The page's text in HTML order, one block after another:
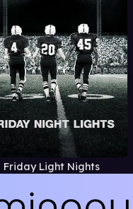
Friday Light Nights